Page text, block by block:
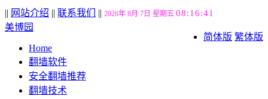
|| 网站介绍 || 联系我们 || 2026年 8月 7日 星期五 08:16:42
简体版 繁体版
美博园
Home
翻墙软件
安全翻墙推荐
翻墙技术